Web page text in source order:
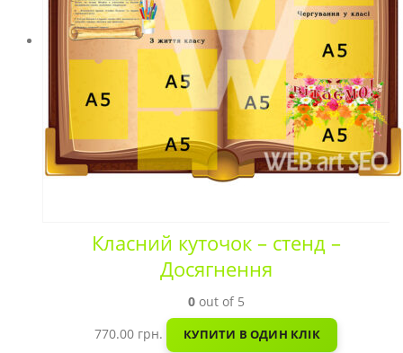
Класний куточок – стенд –
Досягнення
0out of 5
770.00 грн. КУПИТИ В ОДИН КЛІК